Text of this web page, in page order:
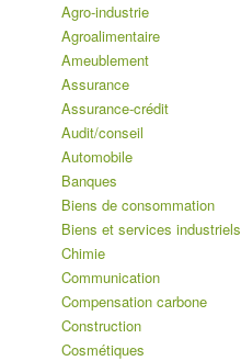
Agro-industrie
Agroalimentaire
Ameublement
Assurance
Assurance-crédit
Audit/conseil
Automobile
Banques
Biens de consommation
Biens et services industriels
Chimie
Communication
Compensation carbone
Construction
Cosmétiques